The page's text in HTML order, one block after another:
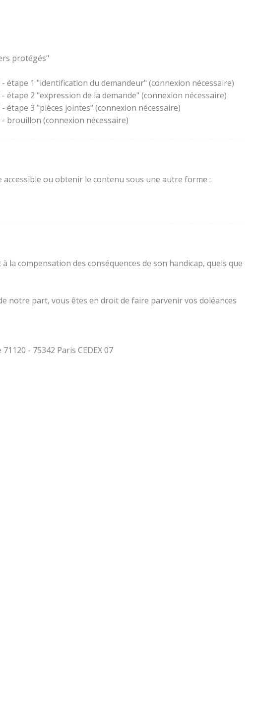
protégés"
1 "identification du demandeur" (connexion nécessaire)
2 "expression de la demande" (connexion nécessaire)
3 "pièces jointes" (connexion nécessaire)
brouillon (connexion nécessaire)
ou obtenir le contenu sous une autre forme :
la compensation des conséquences de son handicap, quels que
notre part, vous êtes en droit de faire parvenir vos doléances
- 75342 Paris CEDEX 07